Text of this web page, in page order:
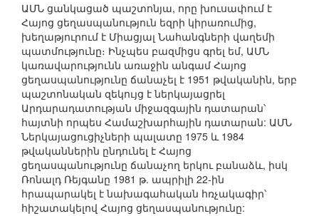
ԱՄՆ ցանկացած պաշտոնյա, որը խուսափում է
Հայոց ցեղասպանություն եզրի կիրառումից,
խեղաթյուրում է Միացյալ Նահանգների վաղեմի
պատմությունը։ Ինչպես բազմիցս գրել եմ, ԱՄՆ
կառավարությունն առաջին անգամ Հայոց
ցեղասպանությունը ճանաչել է 1951 թվականին, երբ
պաշտոնական զեկույց է ներկայացրել
Արդարադատության միջազգային դատարան՝
հայտնի որպես Համաշխարհային դատարան: ԱՄՆ
Ներկայացուցիչների պալատը 1975 և 1984
թվականներին ընդունել է Հայոց
ցեղասպանությունը ճանաչող երկու բանաձև, իսկ
Ռոնալդ Ռեյգանը 1981 թ. ապրիլի 22-ին
հրապարակել է նախագահական հռչակագիր՝
հիշատակելով Հայոց ցեղասպանությունը: